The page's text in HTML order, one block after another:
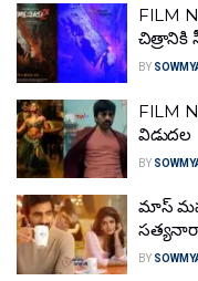
FILM
చిత్రానికి
BY
FILM
విడుద‌ల‌
BY
మాస్
BY